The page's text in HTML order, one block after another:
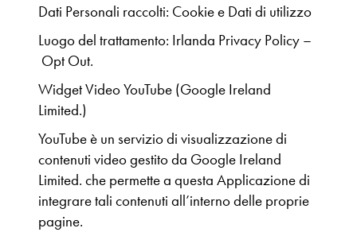
Dati Personali raccolti: Cookie e Dati di utilizzo
Luogo del trattamento: Irlanda Privacy Policy –
Opt Out.
Widget Video YouTube (Google Ireland
Limited.)
YouTube è un servizio di visualizzazione di
contenuti video gestito da Google Ireland
Limited. che permette a questa Applicazione di
integrare tali contenuti all’interno delle proprie
pagine.